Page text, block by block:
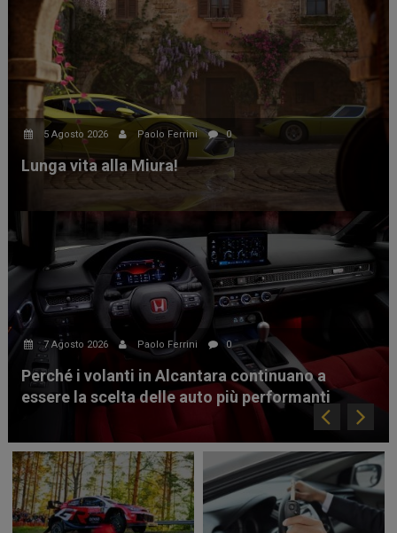
5 Agosto 2026 Paolo Ferrini 0
Lunga vita alla Miura!
7 Agosto 2026 Paolo Ferrini 0
Perché i volanti in Alcantara continuano a
essere la scelta delle auto più performanti